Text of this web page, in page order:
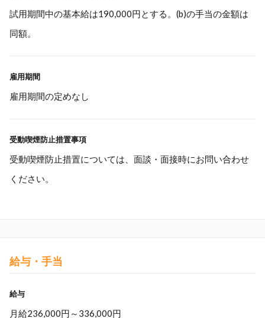
試用期間中の基本給は190,000円とする。(b)の手当の金額は
同額。
雇用期間
雇用期間の定めなし
受動喫煙防止措置事項
受動喫煙防止措置については、面談・面接時にお問い合わせ
ください。
給与・手当
給与
月給236,000円～336,000円